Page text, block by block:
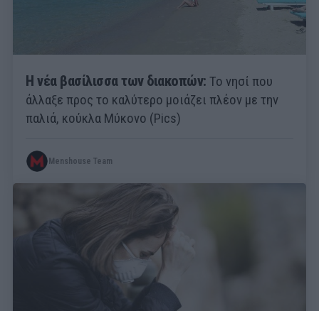
Η νέα βασίλισσα των διακοπών: Το νησί που
άλλαξε προς το καλύτερο μοιάζει πλέον με την
παλιά, κούκλα Μύκονο (Pics)
Menshouse Team